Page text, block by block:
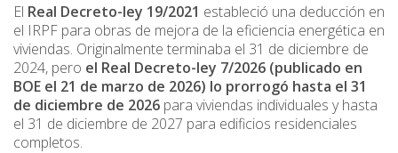
El Real Decreto-ley 19/2021 estableció una deducción en
el IRPF para obras de mejora de la eficiencia energética en
viviendas. Originalmente terminaba el 31 de diciembre de
2024, pero el Real Decreto-ley 7/2026 (publicado en
BOE el 21 de marzo de 2026) lo prorrogó hasta el 31
de diciembre de 2026 para viviendas individuales y hasta
el 31 de diciembre de 2027 para edificios residenciales
completos.